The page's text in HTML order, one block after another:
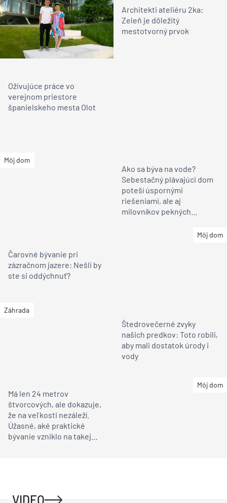
Architekti ateliéru 2ka:
Zeleň je dôležitý
mestotvorný prvok
Oživujúce práce vo
verejnom priestore
španielskeho mesta Olot
Môj dom
Ako sa býva na vode?
Sebestačný plávajúci dom
poteší úspornými
riešeniami, ale aj
milovníkov pekných
Môj dom
Čarovné bývanie pri
zázračnom jazere: Nešli by
ste si oddýchnuť?
Záhrada
Štedrovečerné zvyky
našich predkov: Toto robili,
aby mali dostatok úrody i
vody
Môj dom
Má len 24 metrov
štvorcových, ale dokazuje,
že na veľkosti nezáleží.
Úžasné, aké praktické
bývanie vzniklo na takej
VIDEO